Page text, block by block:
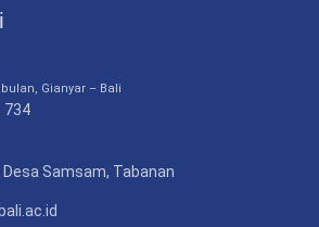
Gianyar – Bali
734
Samsam, Tabanan